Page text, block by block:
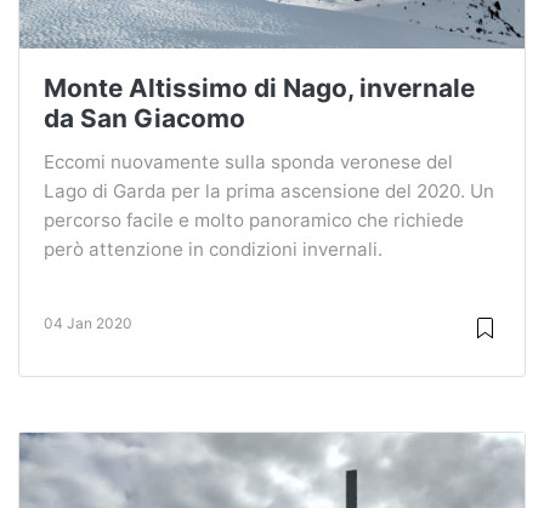
Monte Altissimo di Nago, invernale
da San Giacomo
Eccomi nuovamente sulla sponda veronese del
Lago di Garda per la prima ascensione del 2020. Un
percorso facile e molto panoramico che richiede
però attenzione in condizioni invernali.
04 Jan 2020